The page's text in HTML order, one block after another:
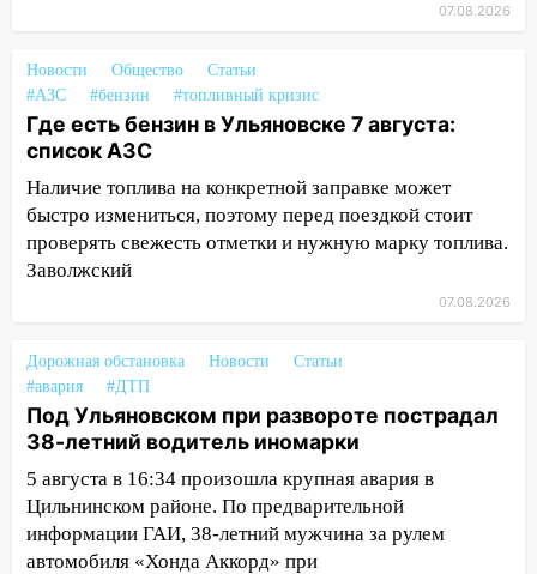
15:27
Прокуратура проверяет
капремонт школы в селе Кивать
15:08
В Кузоватово после прокурорской
пешеходных переходах
14:40 На проспекте Гая в Ульяновске
запретили остановку автомобилей на
большой фестиваль «Наше время» с
мотофристайлом и концертом
«Мураками»
14:04
Жару смоет ливнями: прогноз
погоды в Ульяновской области на
выходные 8-9 августа
13:30 В Ульяновске транспортные
07.08.2026
Новости Общество
Статьи
#АЗС
#бензин #топливный кризис
Где есть бензин в Ульяновске 7 августа:
список АЗС
Наличие топлива на конкретной заправке может
быстро измениться, поэтому перед поездкой стоит
проверять свежесть отметки и нужную марку топлива.
Заволжский
07.08.2026
Дорожная обстановка Новости
Статьи
#авария
#ДТП
Под Ульяновском при развороте пострадал
38-летний водитель иномарки
5 августа в 16:34 произошла крупная авария в
Цильнинском районе. По предварительной
информации ГАИ, 38-летний мужчина за рулем
автомобиля «Хонда Аккорд» при